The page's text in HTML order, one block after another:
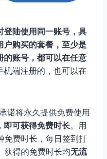
登陆使用同一账号，具
户购买的套餐，至少是
的账号，都可以在任意
机端注册的，也可以在
诺将永久提供免费使用
即可获得免费时长。用
免费时长，每日签到打
获得的免费时长均无流